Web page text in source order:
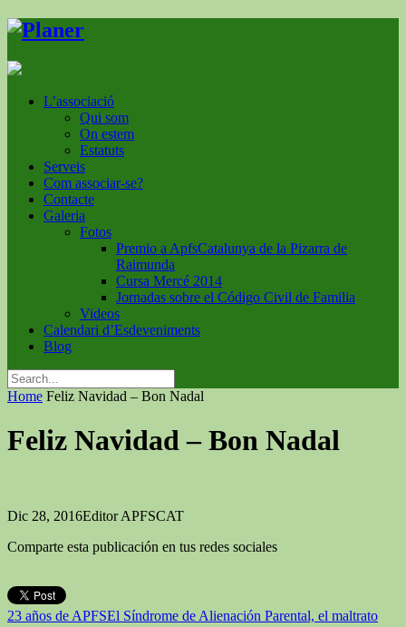
L’associació
Qui som
On estem
Estatuts
Serveis
Com associar-se?
Contacte
Galeria
Fotos
Premio a ApfsCatalunya de la Pizarra de
Raimunda
Cursa Mercé 2014
Jornadas sobre el Código Civil de Familia
Videos
Calendari d’Esdeveniments
Blog
Home Feliz Navidad – Bon Nadal
Feliz Navidad – Bon Nadal
Dic 28, 2016Editor APFSCAT
Comparte esta publicación en tus redes sociales
23 años de APFSEl Síndrome de Alienación Parental, el maltrato